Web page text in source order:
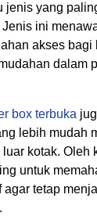
jenis yang
Jenis ini
akses bagi
dalam
box terbuka
lebih mudah
kotak. Oleh
untuk
tetap